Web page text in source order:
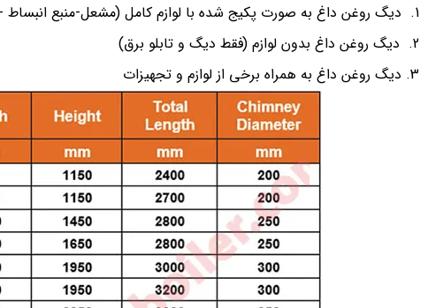
دیگ روغن داغ به صورت پکیج شده با لوازم کامل (مشعل-منبع
دیگ روغن داغ بدون لوازم (فقط دیگ و تابلو برق)
دیگ روغن داغ به همراه برخی از لوازم و تجهیزات